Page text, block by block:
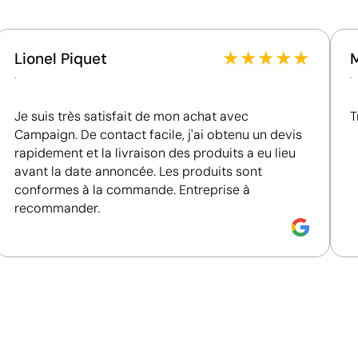
système de gestion environnementale structuré.
Fournisseur certifié ISO 45001, attestant d'un
système de management de la santé et de la
Lionel Piquet
.
★★★★★
Je suis très satisfait de mon achat avec
Campaign. De contact facile, j'ai obtenu un devis
rapidement et la livraison des produits a eu lieu
avant la date annoncée. Les produits sont
conformes à la commande. Entreprise à
recommander.
.